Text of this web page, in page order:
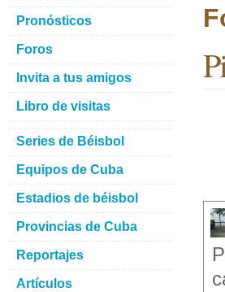
Pronósticos
Foros
Invita a tus amigos
Libro de visitas
Series de Béisbol
Equipos de Cuba
Estadios de béisbol
Provincias de Cuba
Reportajes
Artículos